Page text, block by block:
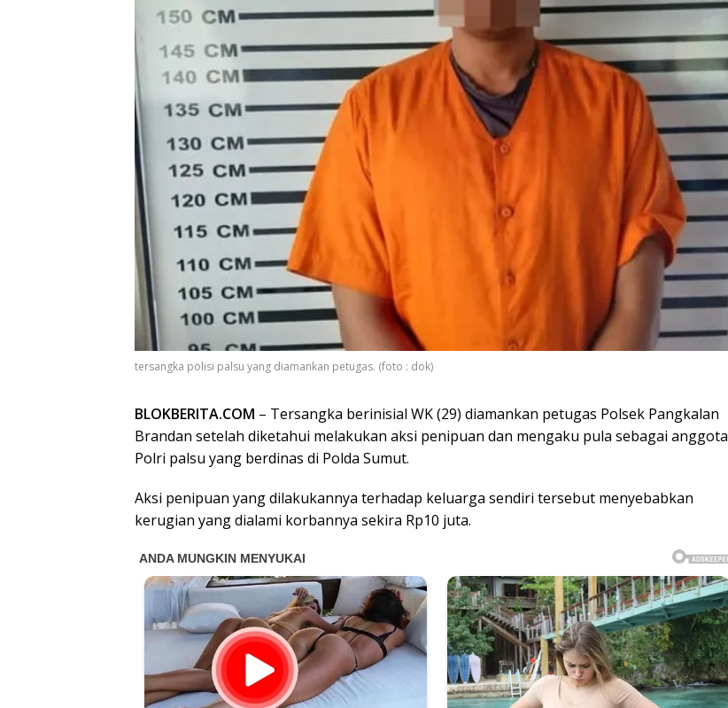
tersangka polisi palsu yang diamankan petugas. (foto : dok)
BLOKBERITA.COM – Tersangka berinisial WK (29) diamankan petugas Polsek Pangkalan
Brandan setelah diketahui melakukan aksi penipuan dan mengaku pula sebagai anggota
Polri palsu yang berdinas di Polda Sumut.
Aksi penipuan yang dilakukannya terhadap keluarga sendiri tersebut menyebabkan
kerugian yang dialami korbannya sekira Rp10 juta.